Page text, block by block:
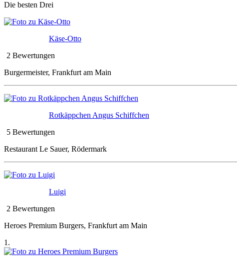
Die besten Drei
Käse-Otto
2 Bewertungen
Burgermeister, Frankfurt am Main
Rotkäppchen Angus Schiffchen
5 Bewertungen
Restaurant Le Sauer, Rödermark
Luigi
2 Bewertungen
Heroes Premium Burgers, Frankfurt am Main
1.